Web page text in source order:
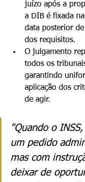
juízo após a
a DIB é fixada
data posterior
dos requisitos.
O julgamento
todos os
garantindo
aplicação dos
de agir.
"Quando o
um pedido
mas com
deixar de